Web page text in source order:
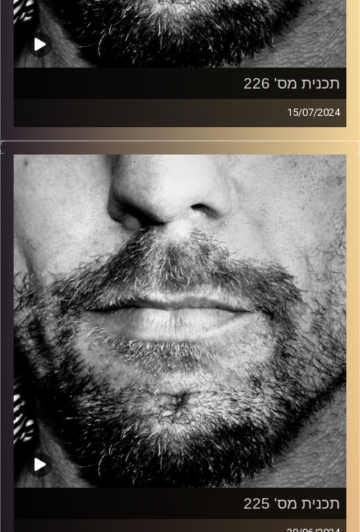
תכנית מס' 226
15/07/2024
זיפים, מוזיקה מחוספסת של הופעות חיות. הרבה ג'אם, רוק,
בלוז, bluegrass, ג'אז, Fאנק, פרוגרסיב ואפילו אלקטרוניקה.
כל מה שחי, אמיתי ונושם.
עם שמוליק רגב.
קרדיט תמונות: David Goehring
תכנית מס' 225